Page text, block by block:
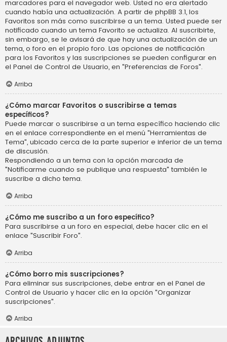
marcadores para el navegador web. Usted no era alertado
cuando había una actualización. A partir de phpBB 3.1, los
Favoritos son más como suscribirse a un tema. Usted puede ser
notificado cuando un tema Favorito se actualiza. Al suscribirte,
sin embargo, se le avisará de que hay una actualización de un
tema, o foro en el propio foro. Las opciones de notificación
para los Favoritos y las suscripciones se pueden configurar en
el Panel de Control de Usuario, en "Preferencias de Foros".
Arriba
¿Cómo marcar Favoritos o suscribirse a temas
específicos?
Puede marcar o suscribirse a un tema específico haciendo clic
en el enlace correspondiente en el menú "Herramientas de
Tema", ubicado cerca de la parte superior e inferior de un tema
de discusión.
Respondiendo a un tema con la opción marcada de
"Notificarme cuando se publique una respuesta" también le
suscribe a dicho tema.
Arriba
¿Cómo me suscribo a un foro específico?
Para suscribirse a un foro en especial, debe hacer clic en el
enlace "Suscribir Foro".
Arriba
¿Cómo borro mis suscripciones?
Para eliminar sus suscripciones, debe entrar en el Panel de
Control de Usuario y hacer clic en la opción "Organizar
suscripciones".
Arriba